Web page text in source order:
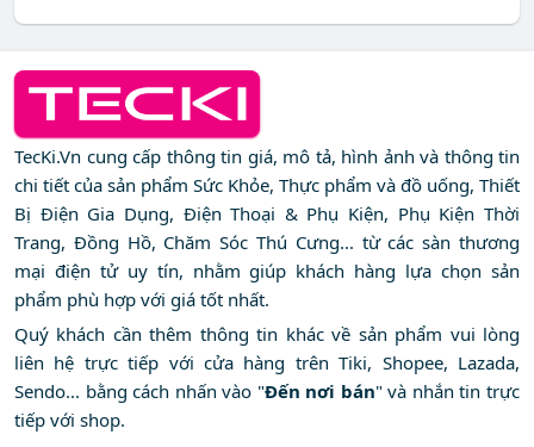
TecKi.Vn cung cấp thông tin giá, mô tả, hình ảnh và thông tin
chi tiết của sản phẩm Sức Khỏe, Thực phẩm và đồ uống, Thiết
Bị Điện Gia Dụng, Điện Thoại & Phụ Kiện, Phụ Kiện Thời
Trang, Đồng Hồ, Chăm Sóc Thú Cưng... từ các sàn thương
mại điện tử uy tín, nhằm giúp khách hàng lựa chọn sản
phẩm phù hợp với giá tốt nhất.
Quý khách cần thêm thông tin khác về sản phẩm vui lòng
liên hệ trực tiếp với cửa hàng trên Tiki, Shopee, Lazada,
Sendo... bằng cách nhấn vào "Đến nơi bán" và nhắn tin trực
tiếp với shop.